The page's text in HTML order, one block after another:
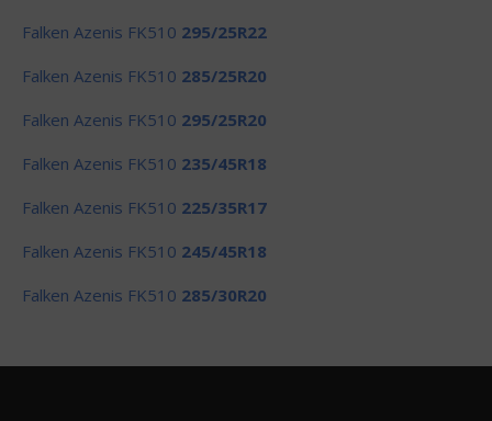
Falken Azenis FK510 295/25R22
Falken Azenis FK510 285/25R20
Falken Azenis FK510 295/25R20
Falken Azenis FK510 235/45R18
Falken Azenis FK510 225/35R17
Falken Azenis FK510 245/45R18
Falken Azenis FK510 285/30R20